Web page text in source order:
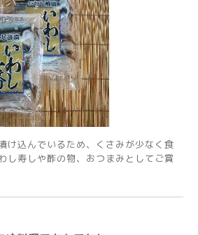
け込んでいるため、くさみが少なく食
し寿しや酢の物、おつまみとしてご賞